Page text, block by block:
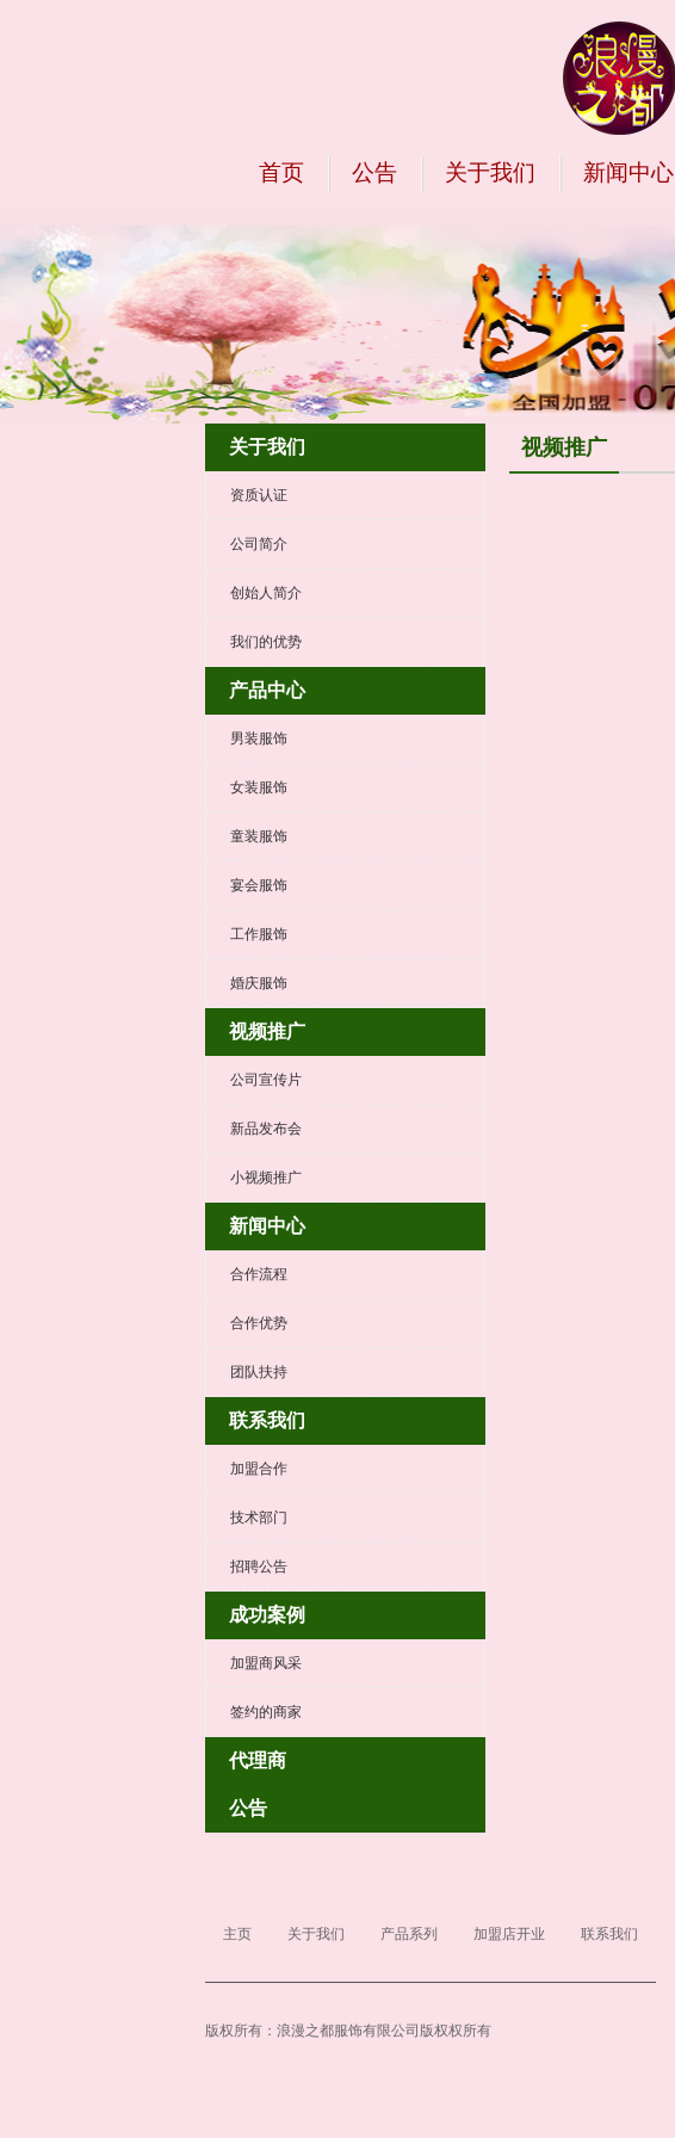
首页 公告 关于我们 新闻中心
关于我们
资质认证
公司简介
创始人简介
我们的优势
产品中心
男装服饰
女装服饰
童装服饰
宴会服饰
工作服饰
婚庆服饰
视频推广
公司宣传片
新品发布会
小视频推广
新闻中心
合作流程
合作优势
团队扶持
联系我们
加盟合作
技术部门
招聘公告
成功案例
加盟商风采
签约的商家
代理商
公告
视频推广
主页 关于我们 产品系列 加盟店开业 联系我们
版权所有：浪漫之都服饰有限公司版权权所有